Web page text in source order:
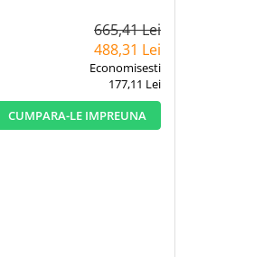
665,41 Lei
488,31 Lei
Economisesti
177,11 Lei
CUMPARA-LE IMPREUNA